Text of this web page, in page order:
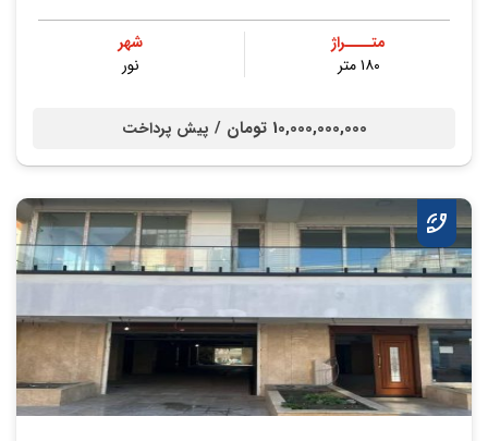
متــــراژ
۱۸۰ متر
شهر
نور
10,000,000,000 تومان / پیش پرداخت